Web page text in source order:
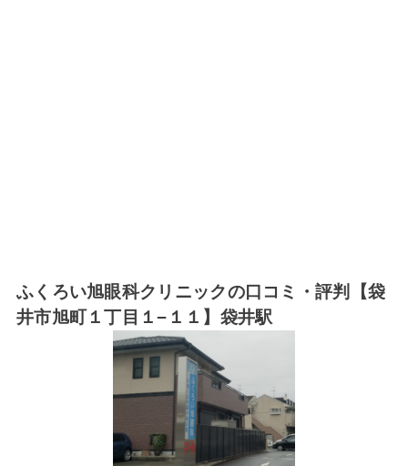
ふくろい旭眼科クリニックの口コミ・評判【袋
井市旭町１丁目１−１１】袋井駅